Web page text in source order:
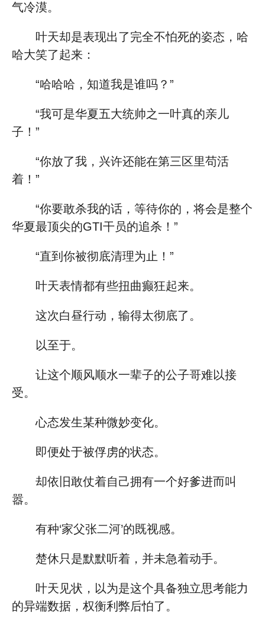
气冷漠。
叶天却是表现出了完全不怕死的姿态，哈
哈大笑了起来：
“哈哈哈，知道我是谁吗？”
“我可是华夏五大统帅之一叶真的亲儿
子！”
“你放了我，兴许还能在第三区里苟活
着！”
“你要敢杀我的话，等待你的，将会是整个
华夏最顶尖的GTI干员的追杀！”
“直到你被彻底清理为止！”
叶天表情都有些扭曲癫狂起来。
这次白昼行动，输得太彻底了。
以至于。
让这个顺风顺水一辈子的公子哥难以接
受。
心态发生某种微妙变化。
即便处于被俘虏的状态。
却依旧敢仗着自己拥有一个好爹进而叫
嚣。
有种‘家父张二河’的既视感。
楚休只是默默听着，并未急着动手。
叶天见状，以为是这个具备独立思考能力
的异端数据，权衡利弊后怕了。